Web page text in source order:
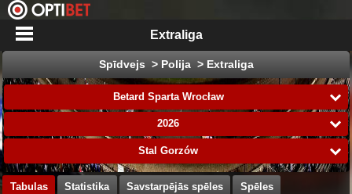
Extraliga
Spīdvejs > Polija > Extraliga
Betard Sparta Wrocław
2026
Stal Gorzów
Tabulas Statistika Savstarpējās spēles Spēles